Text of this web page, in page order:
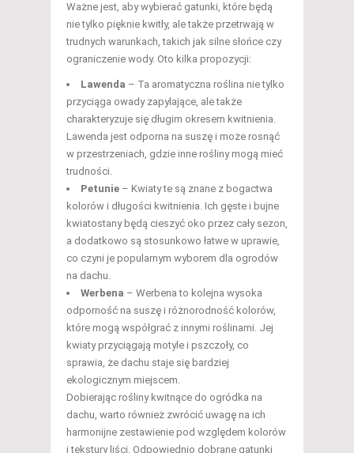
Ważne jest, aby wybierać gatunki, które będą
nie tylko pięknie kwitły, ale także przetrwają w
trudnych warunkach, takich jak silne słońce czy
ograniczenie wody. Oto kilka propozycji:
Lawenda – Ta aromatyczna roślina nie tylko
przyciąga owady zapylające, ale także
charakteryzuje się długim okresem kwitnienia.
Lawenda jest odporna na suszę i może rosnąć
w przestrzeniach, gdzie inne rośliny mogą mieć
trudności.
Petunie – Kwiaty te są znane z bogactwa
kolorów i długości kwitnienia. Ich gęste i bujne
kwiatostany będą cieszyć oko przez cały sezon,
a dodatkowo są stosunkowo łatwe w uprawie,
co czyni je popularnym wyborem dla ogrodów
na dachu.
Werbena – Werbena to kolejna wysoka
odporność na suszę i różnorodność kolorów,
które mogą współgrać z innymi roślinami. Jej
kwiaty przyciągają motyle i pszczoły, co
sprawia, że dachu staje się bardziej
ekologicznym miejscem.
Dobierając rośliny kwitnące do ogródka na
dachu, warto również zwrócić uwagę na ich
harmonijne zestawienie pod względem kolorów
i tekstury liści. Odpowiednio dobrane gatunki